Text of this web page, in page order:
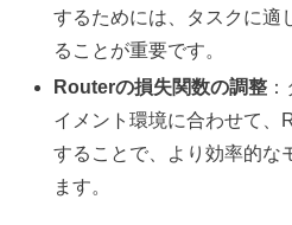
するためには、タスクに適
ることが重要です。
Routerの損失関数の調整
イメント環境に合わせて、
することで、より効率的な
ます。